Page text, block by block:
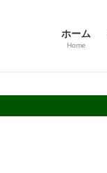
ホーム
Home